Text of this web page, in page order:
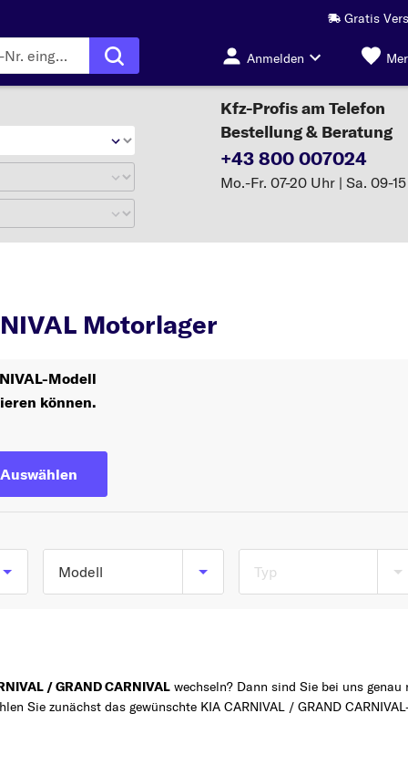
Gratis
Anmelden
Kfz-Profis am Telefon
Bestellung & Beratung
+43 800 007024
Mo.-Fr. 07-20 Uhr | Sa. 09-
Motorlager
Modell
können.
Modell Typ
/ GRAND CARNIVAL wechseln? Dann sind Sie bei uns
Sie zunächst das gewünschte KIA CARNIVAL / GRAND